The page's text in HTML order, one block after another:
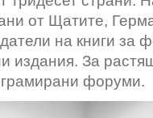
от Щатите,
на книги за
издания. За
форуми.